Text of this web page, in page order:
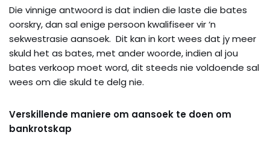
Die vinnige antwoord is dat indien die laste die bates
oorskry, dan sal enige persoon kwalifiseer vir ‘n
sekwestrasie aansoek. Dit kan in kort wees dat jy meer
skuld het as bates, met ander woorde, indien al jou
bates verkoop moet word, dit steeds nie voldoende sal
wees om die skuld te delg nie.
Verskillende maniere om aansoek te doen om
bankrotskap